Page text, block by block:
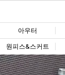
아우터
원피스&스커트